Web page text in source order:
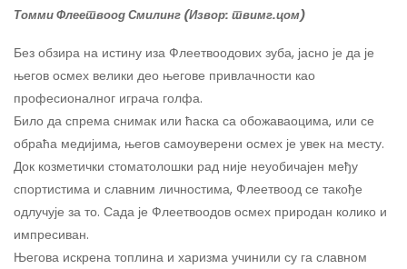
Томми Флеетвоод Смилинг (Извор: твимг.цом)
Без обзира на истину иза Флеетвоодових зуба, јасно је да је
његов осмех велики део његове привлачности као
професионалног играча голфа.
Било да спрема снимак или ћаска са обожаваоцима, или се
обраћа медијима, његов самоуверени осмех је увек на месту.
Док козметички стоматолошки рад није неуобичајен међу
спортистима и славним личностима, Флеетвоод се такође
одлучује за то. Сада је Флеетвоодов осмех природан колико и
импресиван.
Његова искрена топлина и харизма учинили су га славном